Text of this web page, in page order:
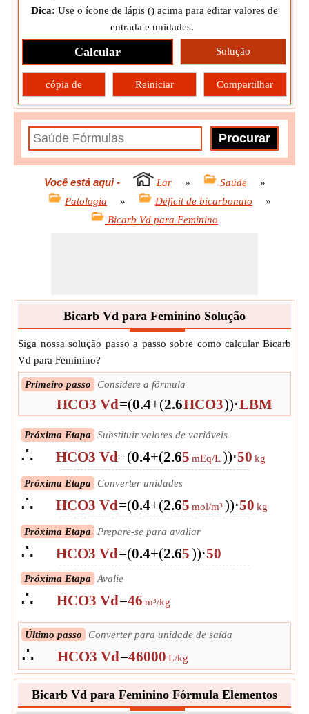
Dica: Use o ícone de lápis () acima para editar valores de
entrada e unidades.
Calcular Solução
cópia de Reiniciar Compartilhar
Você está aqui- Lar » Saúde
»
Patologia
» Déficit de bicarbonato
»
Bicarb Vd para Feminino
Bicarb Vd para Feminino Solução
Siga nossa solução passo a passo sobre como calcular Bicarb
Vd para Feminino?
Primeiro passo Considere a fórmula
HCO3 Vd=(0.4+(2.6HCO3))⋅LBM
Próxima Etapa Substituir valores de variáveis
∴ HCO3 Vd=(0.4+(2.65 mEq/L))⋅50 kg
Próxima Etapa Converter unidades
∴ HCO3 Vd=(0.4+(2.65 mol/m³))⋅50 kg
Próxima Etapa Prepare-se para avaliar
∴ HCO3 Vd=(0.4+(2.65))⋅50
Próxima Etapa Avalie
∴ HCO3 Vd=46 m³/kg
Último passo Converter para unidade de saída
∴ HCO3 Vd=46000 L/kg
Bicarb Vd para Feminino Fórmula Elementos